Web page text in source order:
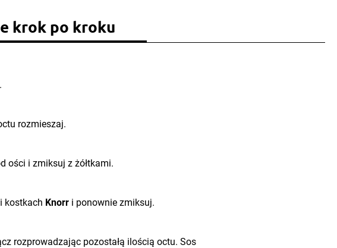
krok po kroku
rozmieszaj.
ości i zmiksuj z żółtkami.
kostkach Knorri ponownie zmiksuj.
rozprowadzając pozostałą ilością octu. Sos